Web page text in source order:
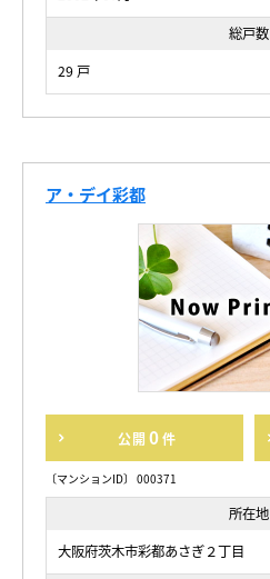
総戸数
29 戸
ア・デイ彩都
公開 0件
〔マンションID〕 000371
所在地
大阪府茨木市彩都あさぎ２丁目